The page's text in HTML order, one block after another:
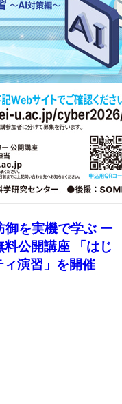
を実機で学ぶ ー
公開講座 「はじ
演習」を開催